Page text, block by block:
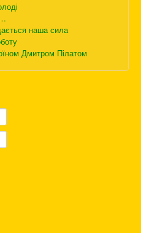
наша сила
Дмитром Пілатом